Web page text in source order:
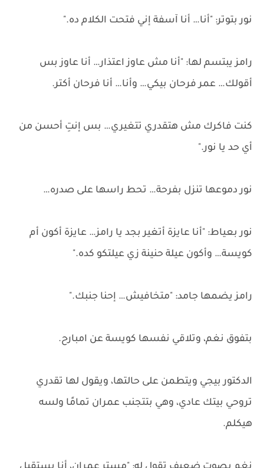
نور بتوتر: "أنا… أنا آسفة إني فتحت الكلام ده."
رامز يبتسم لها: "أنا مش عاوز اعتذار… أنا عاوز بس
أقولك… عمر فرحان بيكي… وأنا… أنا فرحان أكتر.
كنت فاكرك مش هتقدري تتغيري… بس إنتِ أحسن من
أي حد يا نور."
نور دموعها تنزل بفرحة… تحط راسها على صدره…
نور بعياط: "أنا عايزة أتغير بجد يا رامز… عايزة أكون أم
كويسة… وأكون عيلة حنينة زي عيلتكو كده."
رامز يضمها جامد: "متخافيش… إحنا جنبك."
بتفوق نغم، وتلاقي نفسها كويسة عن امبارح.
الدكتور بيجي ويتطمن على حالتها، ويقول لها تقدري
تروحي بيتك عادي، وهي بتتجنب عمران تمامًا ولسه
هيكلم.